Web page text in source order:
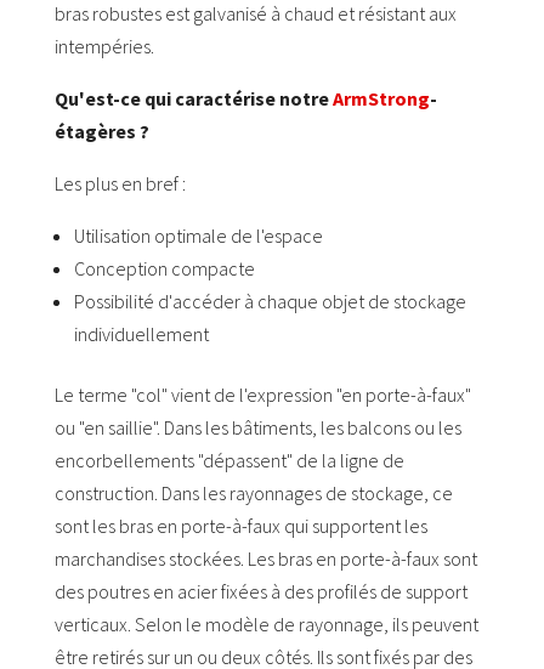
bras robustes est galvanisé à chaud et résistant aux
intempéries.
Qu'est-ce qui caractérise notreArmStrong-
étagères ?
Les plus en bref :
Utilisation optimale de l'espace
Conception compacte
Possibilité d'accéder à chaque objet de stockage
individuellement
Le terme "col" vient de l'expression "en porte-à-faux"
ou "en saillie". Dans les bâtiments, les balcons ou les
encorbellements "dépassent" de la ligne de
construction. Dans les rayonnages de stockage, ce
sont les bras en porte-à-faux qui supportent les
marchandises stockées. Les bras en porte-à-faux sont
des poutres en acier fixées à des profilés de support
verticaux. Selon le modèle de rayonnage, ils peuvent
être retirés sur un ou deux côtés. Ils sont fixés par des